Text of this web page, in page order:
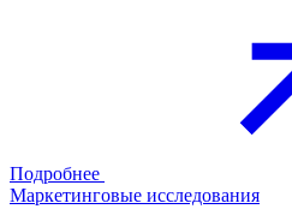
Подробнее
Маркетинговые исследования